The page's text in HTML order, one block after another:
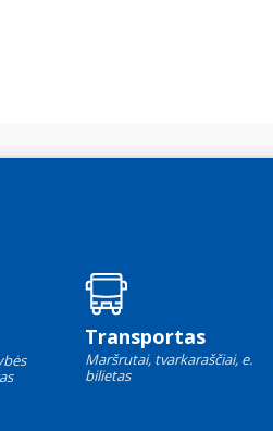
Transportas
Maršrutai, tvarkaraščiai, e.
bilietas